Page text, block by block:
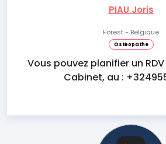
PIAU Joris
Forest - Belgique
Ostéopathe
Vous pouvez planifier un
Cabinet, au :